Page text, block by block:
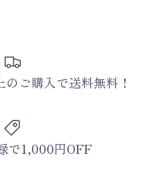
ご購入で送料無料！
で1,000円OFF